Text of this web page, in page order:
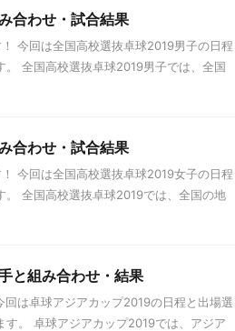
合わせ・試合結果
今回は全国高校選抜卓球2019男子の日程
全国高校選抜卓球2019男子では、全国
合わせ・試合結果
今回は全国高校選抜卓球2019女子の日程
。 全国高校選抜卓球2019では、全国の地
と組み合わせ・結果
は卓球アジアカップ2019の日程と出場選
。 卓球アジアカップ2019では、アジア